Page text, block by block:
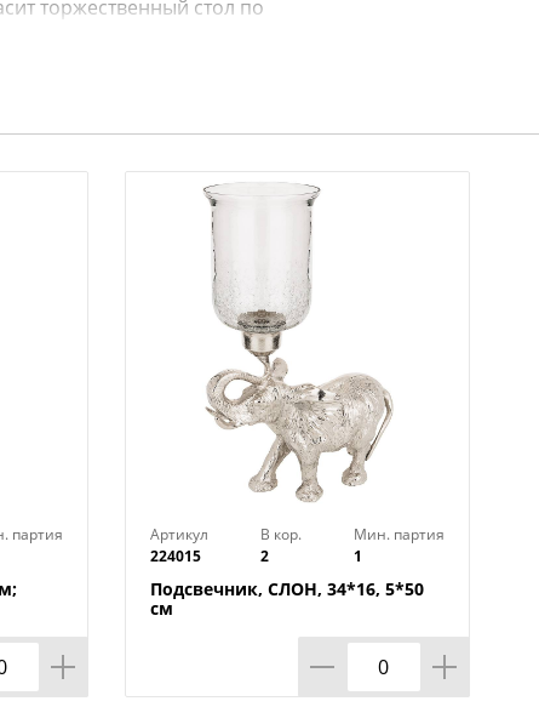
торжественный стол по
расслабленную и уютную
устойчивое основание.
партия
Артикул
224015
В кор.
2
Мин. партия
1
Подсвечник, СЛОН, 34*16, 5*50
см